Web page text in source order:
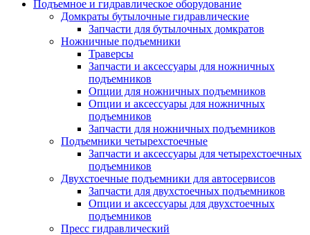
Подъемное и гидравлическое оборудование
Домкраты бутылочные гидравлические
Запчасти для бутылочных домкратов
Ножничные подъемники
Траверсы
Запчасти и аксессуары для ножничных
подъемников
Опции для ножничных подъемников
Опции и аксессуары для ножничных
подъемников
Запчасти для ножничных подъемников
Подъемники четырехстоечные
Запчасти и аксессуары для четырехстоечных
подъемников
Двухстоечные подъемники для автосервисов
Запчасти для двухстоечных подъемников
Опции и аксессуары для двухстоечных
подъемников
Пресс гидравлический